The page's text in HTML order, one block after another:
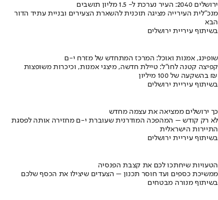
ירושלים 2040: העיר נערכת ל- 1.5 מליון תושבים
מנכ"לית העירייה מציגה תוכנית להשארת הצעירים ובניית עתיד הדור
הבא
בשיתוף עיריית ירושלים
שופינג, אמנות ואוכל: המרכז המתחדש של מזרח י-ם
קפיצה קטנה לחו"ל: טיילת חדשה, מיצגי אמנות, וכיכרות משופצות
בהשקעה של 100 מיליון ₪
בשיתוף עיריית ירושלים
כך ירושלים ממציאה את עצמה מחדש
לא רק קודש – המהפכה המודרנית שעוברת י-ם מחזירה אותה לפסגת
התיירות הישראלית
בשיתוף עיריית ירושלים
הטעויות שיחתכו לכם את קצבת הפנסיה
ממשיכת כספים ועד חוסר תכנון – הצעדים שיצילו את הכסף שלכם
בשיתוף מנורה מבטחים